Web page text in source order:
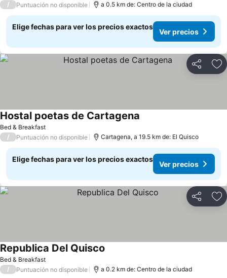
/ Puntuación no disponible a 0.5 km de: Centro de la ciudad
Elige fechas para ver los precios exactos
Ver precios
Compartir
Bed & Breakfast
Hostal poetas de Cartagena
/ Puntuación no disponible Cartagena, a 19.5 km de: El Quisco
Elige fechas para ver los precios exactos
Ver precios
Compartir
Bed & Breakfast
Republica Del Quisco
/ Puntuación no disponible a 0.2 km de: Centro de la ciudad